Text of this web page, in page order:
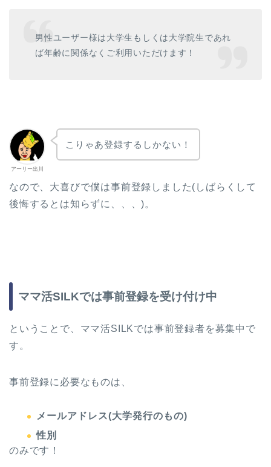
男性ユーザー様は大学生もしくは大学院生であれ
ば年齢に関係なくご利用いただけます！
アーリー出川
こりゃあ登録するしかない！
なので、大喜びで僕は事前登録しました(しばらくして
後悔するとは知らずに、、、)。
ママ活SILKでは事前登録を受け付け中
ということで、ママ活SILKでは事前登録者を募集中で
す。
事前登録に必要なものは、
メールアドレス(大学発行のもの)
性別
のみです！